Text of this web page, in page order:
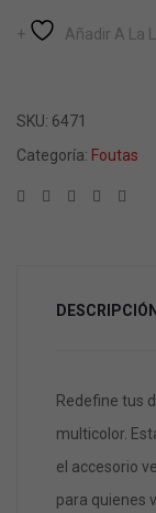
Añadir A La
SKU: 6471
Categoría: Foutas
DESCRIPCIÓN
Redefine tus
multicolor.
el accesorio
para quienes